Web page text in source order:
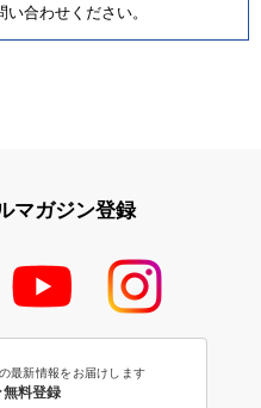
い合わせください。
マガジン登録
最新情報をお届けします
料登録